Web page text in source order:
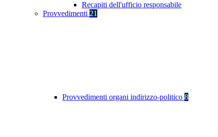
Recapiti dell'ufficio responsabile
Provvedimenti 21
Provvedimenti organi indirizzo-politico 8